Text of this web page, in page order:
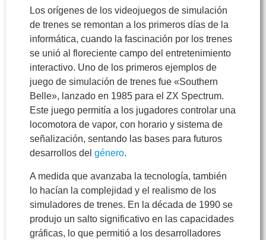
Los orígenes de los videojuegos de simulación
de trenes se remontan a los primeros días de la
informática, cuando la fascinación por los trenes
se unió al floreciente campo del entretenimiento
interactivo. Uno de los primeros ejemplos de
juego de simulación de trenes fue «Southern
Belle», lanzado en 1985 para el ZX Spectrum.
Este juego permitía a los jugadores controlar una
locomotora de vapor, con horario y sistema de
señalización, sentando las bases para futuros
desarrollos del género.
A medida que avanzaba la tecnología, también
lo hacían la complejidad y el realismo de los
simuladores de trenes. En la década de 1990 se
produjo un salto significativo en las capacidades
gráficas, lo que permitió a los desarrolladores